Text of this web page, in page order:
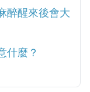
醉醒來後會大
什麼？